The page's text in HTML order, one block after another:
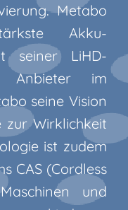
Metabo
Akku-
seiner LiHD-
Anbieter im
seine Vision
zur Wirklichkeit
ist zudem
CAS (Cordless
und